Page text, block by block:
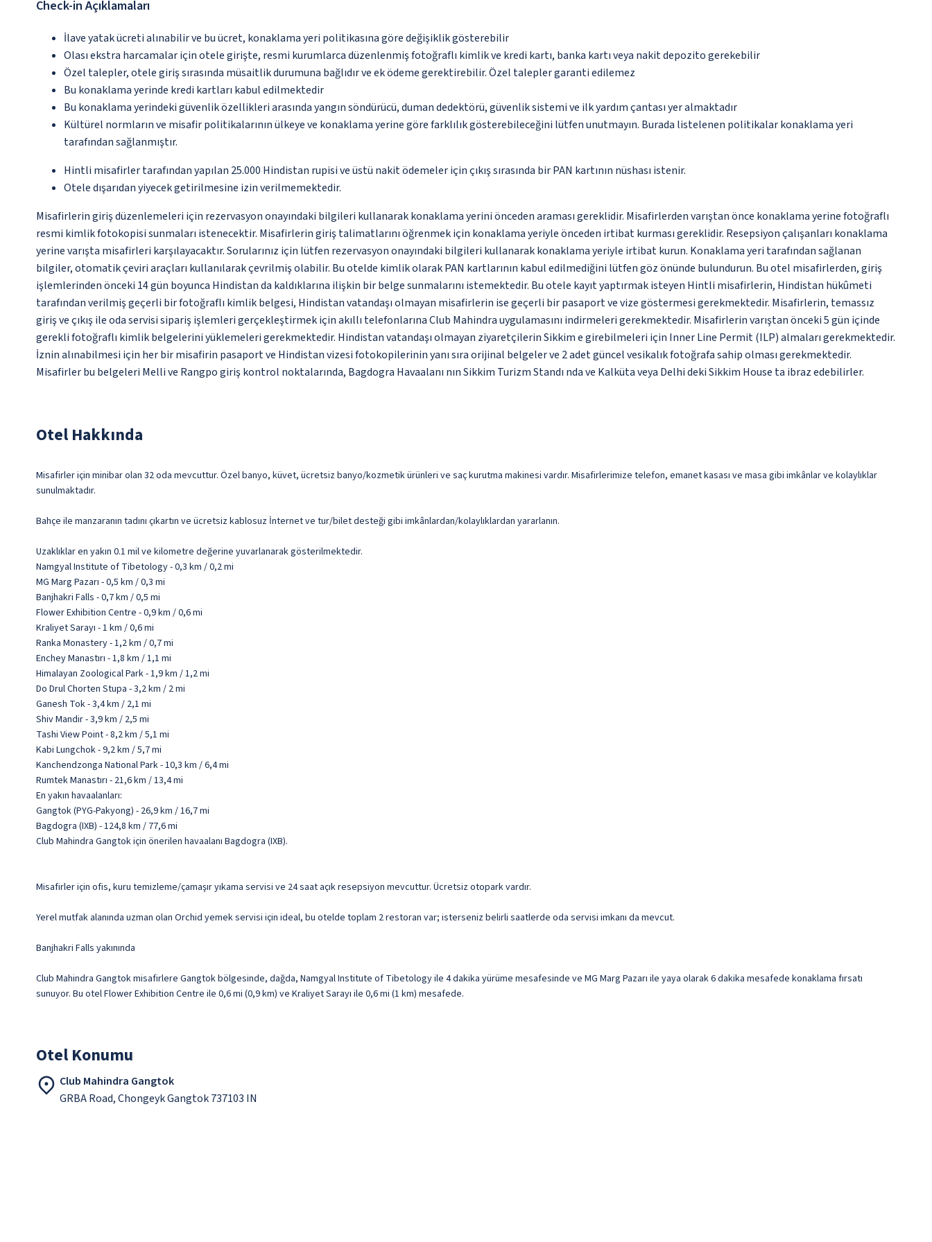
Check-in Açıklamaları
İlave yatak ücreti alınabilir ve bu ücret, konaklama yeri politikasına göre değişiklik gösterebilir
Olası ekstra harcamalar için otele girişte, resmi kurumlarca düzenlenmiş fotoğraflı kimlik ve kredi kartı, banka kartı veya nakit depozito gerekebilir
Özel talepler, otele giriş sırasında müsaitlik durumuna bağlıdır ve ek ödeme gerektirebilir. Özel talepler garanti edilemez
Bu konaklama yerinde kredi kartları kabul edilmektedir
Bu konaklama yerindeki güvenlik özellikleri arasında yangın söndürücü, duman dedektörü, güvenlik sistemi ve ilk yardım çantası yer almaktadır
Kültürel normların ve misafir politikalarının ülkeye ve konaklama yerine göre farklılık gösterebileceğini lütfen unutmayın. Burada listelenen politikalar konaklama yeri
tarafından sağlanmıştır.
Hintli misafirler tarafından yapılan 25.000 Hindistan rupisi ve üstü nakit ödemeler için çıkış sırasında bir PAN kartının nüshası istenir.
Otele dışarıdan yiyecek getirilmesine izin verilmemektedir.
Misafirlerin giriş düzenlemeleri için rezervasyon onayındaki bilgileri kullanarak konaklama yerini önceden araması gereklidir. Misafirlerden varıştan önce konaklama yerine fotoğraflı
resmi kimlik fotokopisi sunmaları istenecektir. Misafirlerin giriş talimatlarını öğrenmek için konaklama yeriyle önceden irtibat kurması gereklidir. Resepsiyon çalışanları konaklama
yerine varışta misafirleri karşılayacaktır. Sorularınız için lütfen rezervasyon onayındaki bilgileri kullanarak konaklama yeriyle irtibat kurun. Konaklama yeri tarafından sağlanan
bilgiler, otomatik çeviri araçları kullanılarak çevrilmiş olabilir. Bu otelde kimlik olarak PAN kartlarının kabul edilmediğini lütfen göz önünde bulundurun. Bu otel misafirlerden, giriş
işlemlerinden önceki 14 gün boyunca Hindistan da kaldıklarına ilişkin bir belge sunmalarını istemektedir. Bu otele kayıt yaptırmak isteyen Hintli misafirlerin, Hindistan hükûmeti
tarafından verilmiş geçerli bir fotoğraflı kimlik belgesi, Hindistan vatandaşı olmayan misafirlerin ise geçerli bir pasaport ve vize göstermesi gerekmektedir. Misafirlerin, temassız
giriş ve çıkış ile oda servisi sipariş işlemleri gerçekleştirmek için akıllı telefonlarına Club Mahindra uygulamasını indirmeleri gerekmektedir. Misafirlerin varıştan önceki 5 gün içinde
gerekli fotoğraflı kimlik belgelerini yüklemeleri gerekmektedir. Hindistan vatandaşı olmayan ziyaretçilerin Sikkim e girebilmeleri için Inner Line Permit (ILP) almaları gerekmektedir.
İznin alınabilmesi için her bir misafirin pasaport ve Hindistan vizesi fotokopilerinin yanı sıra orijinal belgeler ve 2 adet güncel vesikalık fotoğrafa sahip olması gerekmektedir.
Misafirler bu belgeleri Melli ve Rangpo giriş kontrol noktalarında, Bagdogra Havaalanı nın Sikkim Turizm Standı nda ve Kalküta veya Delhi deki Sikkim House ta ibraz edebilirler.
Otel Hakkında
Misafirler için minibar olan 32 oda mevcuttur. Özel banyo, küvet, ücretsiz banyo/kozmetik ürünleri ve saç kurutma makinesi vardır. Misafirlerimize telefon, emanet kasası ve masa gibi imkânlar ve kolaylıklar
sunulmaktadır.
Bahçe ile manzaranın tadını çıkartın ve ücretsiz kablosuz İnternet ve tur/bilet desteği gibi imkânlardan/kolaylıklardan yararlanın.
Uzaklıklar en yakın 0.1 mil ve kilometre değerine yuvarlanarak gösterilmektedir.
Namgyal Institute of Tibetology - 0,3 km / 0,2 mi
MG Marg Pazarı - 0,5 km / 0,3 mi
Banjhakri Falls - 0,7 km / 0,5 mi
Flower Exhibition Centre - 0,9 km / 0,6 mi
Kraliyet Sarayı - 1 km / 0,6 mi
Ranka Monastery - 1,2 km / 0,7 mi
Enchey Manastırı - 1,8 km / 1,1 mi
Himalayan Zoological Park - 1,9 km / 1,2 mi
Do Drul Chorten Stupa - 3,2 km / 2 mi
Ganesh Tok - 3,4 km / 2,1 mi
Shiv Mandir - 3,9 km / 2,5 mi
Tashi View Point - 8,2 km / 5,1 mi
Kabi Lungchok - 9,2 km / 5,7 mi
Kanchendzonga National Park - 10,3 km / 6,4 mi
Rumtek Manastırı - 21,6 km / 13,4 mi
En yakın havaalanları:
Gangtok (PYG-Pakyong) - 26,9 km / 16,7 mi
Bagdogra (IXB) - 124,8 km / 77,6 mi
Club Mahindra Gangtok için önerilen havaalanı Bagdogra (IXB).
Misafirler için ofis, kuru temizleme/çamaşır yıkama servisi ve 24 saat açık resepsiyon mevcuttur. Ücretsiz otopark vardır.
Yerel mutfak alanında uzman olan Orchid yemek servisi için ideal, bu otelde toplam 2 restoran var; isterseniz belirli saatlerde oda servisi imkanı da mevcut.
Banjhakri Falls yakınında
Club Mahindra Gangtok misafirlere Gangtok bölgesinde, dağda, Namgyal Institute of Tibetology ile 4 dakika yürüme mesafesinde ve MG Marg Pazarı ile yaya olarak 6 dakika mesafede konaklama fırsatı
sunuyor. Bu otel Flower Exhibition Centre ile 0,6 mi (0,9 km) ve Kraliyet Sarayı ile 0,6 mi (1 km) mesafede.
Otel Konumu
Club Mahindra Gangtok
GRBA Road, Chongeyk Gangtok 737103 IN